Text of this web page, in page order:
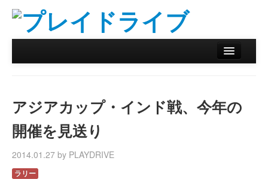
リザルトデータベース
バックナンバー
オンラインストア
アジアカップ・インド戦、今年の
開催を見送り
2014.01.27 by PLAYDRIVE
ラリー